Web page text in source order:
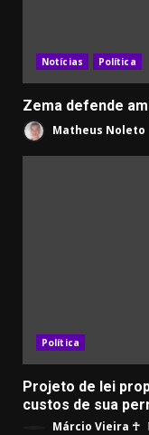
Notícias Política
Zema defende
Matheus Noleto
Política
Projeto de lei
custos de sua
Márcio Vieira ☥